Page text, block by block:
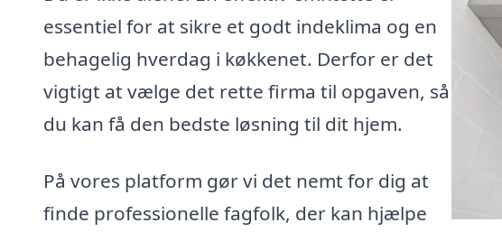
essentiel for at sikre et godt indeklima og en
behagelig hverdag i køkkenet. Derfor er det
vigtigt at vælge det rette firma til opgaven, så
du kan få den bedste løsning til dit hjem.
På vores platform gør vi det nemt for dig at
finde professionelle fagfolk, der kan hjælpe